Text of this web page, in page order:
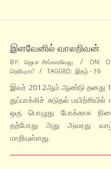
இளவேனில் வாலறிவன்
2021-
10-
15
BY: ஜெயா சிங்காரவேலு ON:
தெரியுமா?
TAGGED: இதழ் - 16
இவர் 2012ஆம் ஆண்டு தனது
துப்பாக்கிச் சுடுதல்
ஒரு பொழுது போக்காக
தற்போது அது அவரது
மாறியுள்ளது.